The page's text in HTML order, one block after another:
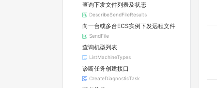
查询下发文件列表及状态
DescribeSendFileResults
向一台或多台ECS实例下发远程文件
SendFile
查询机型列表
ListMachineTypes
诊断任务创建接口
CreateDiagnosticTask